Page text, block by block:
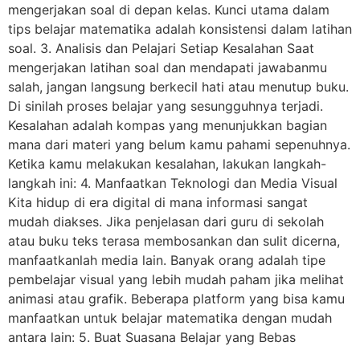
mengerjakan soal di depan kelas. Kunci utama dalam
tips belajar matematika adalah konsistensi dalam latihan
soal. 3. Analisis dan Pelajari Setiap Kesalahan Saat
mengerjakan latihan soal dan mendapati jawabanmu
salah, jangan langsung berkecil hati atau menutup buku.
Di sinilah proses belajar yang sesungguhnya terjadi.
Kesalahan adalah kompas yang menunjukkan bagian
mana dari materi yang belum kamu pahami sepenuhnya.
Ketika kamu melakukan kesalahan, lakukan langkah-
langkah ini: 4. Manfaatkan Teknologi dan Media Visual
Kita hidup di era digital di mana informasi sangat
mudah diakses. Jika penjelasan dari guru di sekolah
atau buku teks terasa membosankan dan sulit dicerna,
manfaatkanlah media lain. Banyak orang adalah tipe
pembelajar visual yang lebih mudah paham jika melihat
animasi atau grafik. Beberapa platform yang bisa kamu
manfaatkan untuk belajar matematika dengan mudah
antara lain: 5. Buat Suasana Belajar yang Bebas